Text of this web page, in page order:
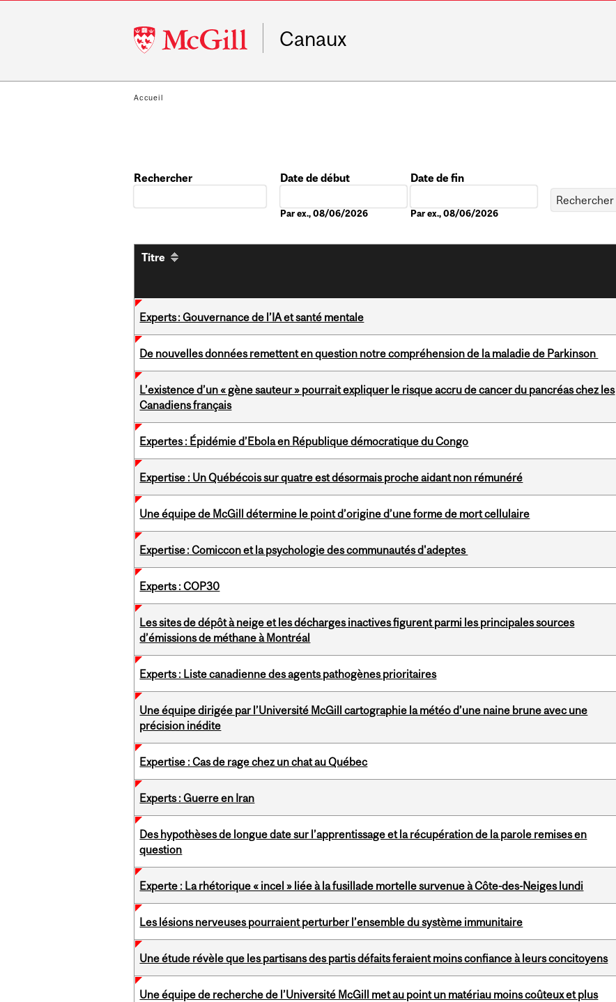
McGill
University
Canaux
Accueil
Rechercher
Date de début
Par ex., 08/06/2026
Date de fin
Par ex., 08/06/2026
Titre
Experts : Gouvernance de l’IA et santé mentale
De nouvelles données remettent en question notre compréhension de la maladie de Parkinson
L’existence d’un « gène sauteur » pourrait expliquer le risque accru de cancer du pancréas chez les
Canadiens français
Expertes : Épidémie d’Ebola en République démocratique du Congo
Expertise : Un Québécois sur quatre est désormais proche aidant non rémunéré
Une équipe de McGill détermine le point d’origine d’une forme de mort cellulaire
Expertise : Comiccon et la psychologie des communautés d'adeptes
Experts : COP30
Les sites de dépôt à neige et les décharges inactives figurent parmi les principales sources
d’émissions de méthane à Montréal
Experts : Liste canadienne des agents pathogènes prioritaires
Une équipe dirigée par l’Université McGill cartographie la météo d’une naine brune avec une
précision inédite
Expertise : Cas de rage chez un chat au Québec
Experts : Guerre en Iran
Des hypothèses de longue date sur l’apprentissage et la récupération de la parole remises en
question
Experte : La rhétorique « incel » liée à la fusillade mortelle survenue à Côte-des-Neiges lundi
Les lésions nerveuses pourraient perturber l’ensemble du système immunitaire
Une étude révèle que les partisans des partis défaits feraient moins confiance à leurs concitoyens
Une équipe de recherche de l’Université McGill met au point un matériau moins coûteux et plus